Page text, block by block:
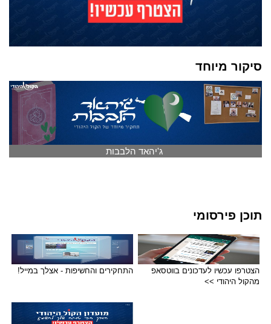
סיקור מיוחד
ג'יהאד הלבבות
תוכן פירסומי
הצטרפו עכשיו לעדכונים בווטסאפ
מהקול היהודי >>
התחקירים והחשיפות - אצלך במייל!